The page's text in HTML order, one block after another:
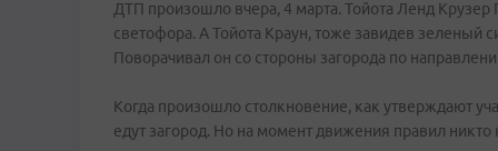
ДТП произошло вчера, 4 марта. Тойота Ленд
светофора. А Тойота Краун, тоже завидев зеленый
Поворачивал он со стороны загорода по
Когда произошло столкновение, как утверждают
едут загород. Но на момент движения правил никто